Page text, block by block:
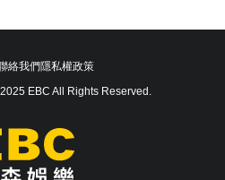
絡我們隱私權政策
EBC All Rights Reserved.